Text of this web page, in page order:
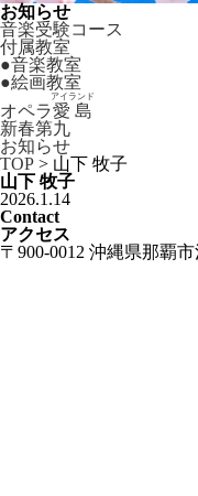
お知らせ
音楽受験コース
付属教室
●音楽教室
●絵画教室
オペラ愛島
アイランド
新春第九
お知らせ
TOP > 山下 牧子
山下 牧子
2026.1.14
Contact
アクセス
〒900-0012 沖縄県那覇